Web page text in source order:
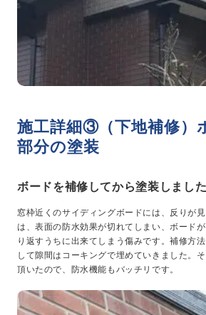
施工詳細③（下地補修）
部分の塗装
ボードを補修してから塗装しました
窓枠近くのサイディングボードには、反りが
は、表面の防水効果が切れてしまい、ボード
り返すうちに出来てしまう傷みです。補修方
して隙間はコーキングで埋めていきました。
頂いたので、防水機能もバッチリです。